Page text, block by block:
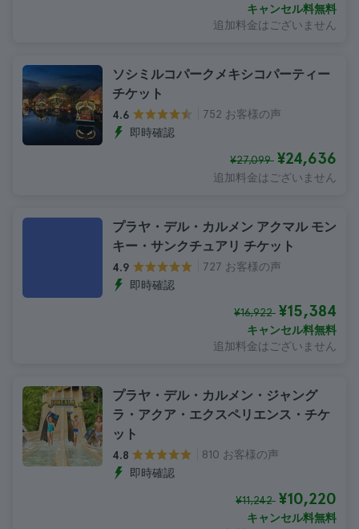
キャンセル料無料
追加料金はございません
ソシミルコパークメキシコパーティー
チケット
4.6
752 お客様の声
即時確認
¥27,099 ¥24,636
追加料金はございません
プラヤ・デル・カルメン アクマル モン
キー・サンクチュアリ チケット
4.9
727 お客様の声
即時確認
¥16,922 ¥15,384
キャンセル料無料
追加料金はございません
プラヤ・デル・カルメン・ジャング
ラ・アクア・エクスペリエンス・チケ
ット
4.8
810 お客様の声
即時確認
¥11,242 ¥10,220
キャンセル料無料